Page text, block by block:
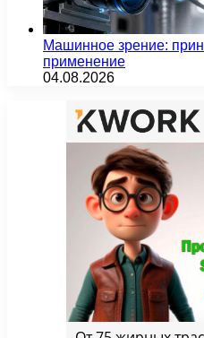
Машинное зрение:
применение
04.08.2026